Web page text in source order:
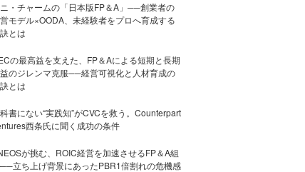
・チャームの「日本版FP＆A」──創業者の
モデル×OODA、未経験者をプロへ育成する
とは
の最高益を支えた、FP＆Aによる短期と長期
のジレンマ克服──経営可視化と人材育成の
とは
書にない“実践知”がCVCを救う。Counterpart
西条氏に聞く成功の条件
が挑む、ROIC経営を加速させるFP＆A組
立ち上げ背景にあったPBR1倍割れの危機感